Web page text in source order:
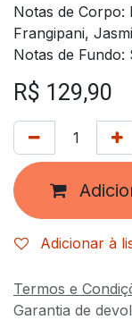
Notas de Corpo:
Frangipani,
Notas de
R$ 129,90
Adicionar à
Termos e
Garantia de